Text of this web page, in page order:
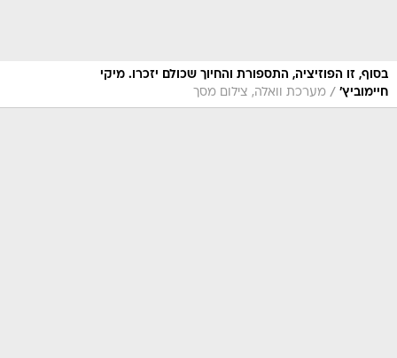
בסוף, זו הפוזיציה, התספורת והחיוך שכולם יזכרו. מיקי
חיימוביץ' / מערכת וואלה, צילום מסך